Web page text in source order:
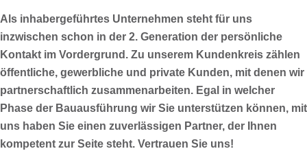
Als inhabergeführtes Unternehmen steht für uns
inzwischen schon in der 2. Generation der persönliche
Kontakt im Vordergrund. Zu unserem Kundenkreis zählen
öffentliche, gewerbliche und private Kunden, mit denen wir
partnerschaftlich zusammenarbeiten. Egal in welcher
Phase der Bauausführung wir Sie unterstützen können, mit
uns haben Sie einen zuverlässigen Partner, der Ihnen
kompetent zur Seite steht. Vertrauen Sie uns!